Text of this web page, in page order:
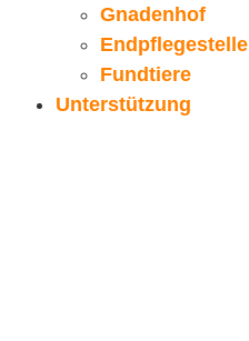
Gnadenhof
Endpflegestelle
Fundtiere
Unterstützung